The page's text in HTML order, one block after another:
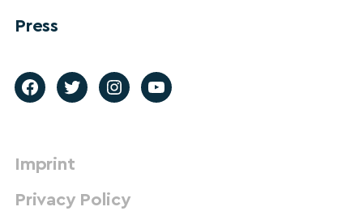
Press
Imprint
Privacy Policy